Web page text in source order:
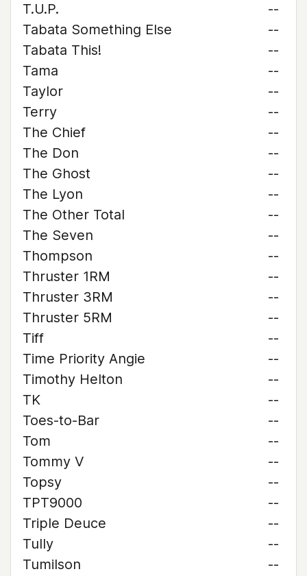
T.U.P.
--
Tabata Something Else
--
Tabata This!
--
Tama
--
Taylor
--
Terry
--
The Chief
--
The Don
--
The Ghost
--
The Lyon
--
The Other Total
--
The Seven
--
Thompson
--
Thruster 1RM
--
Thruster 3RM
--
Thruster 5RM
--
Tiff
--
Time Priority Angie
--
Timothy Helton
--
TK
--
Toes-to-Bar
--
Tom
--
Tommy V
--
Topsy
--
TPT9000
--
Triple Deuce
--
Tully
--
Tumilson
--